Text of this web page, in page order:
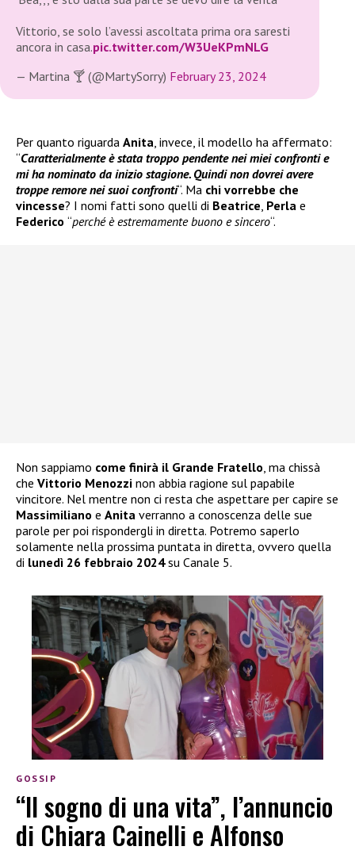
Vittorio, se solo l’avessi ascoltata prima ora saresti
ancora in casa.pic.twitter.com/W3UeKPmNLG
— Martina 🍸 (@MartySorry) February 23, 2024
Per quanto riguarda Anita, invece, il modello ha affermato:
“Caratterialmente è stata troppo pendente nei miei confronti e
mi ha nominato da inizio stagione. Quindi non dovrei avere
troppe remore nei suoi confronti“. Ma chi vorrebbe che
vincesse? I nomi fatti sono quelli di Beatrice, Perla e
Federico “perché è estremamente buono e sincero“.
Non sappiamo come finirà il Grande Fratello, ma chissà
che Vittorio Menozzi non abbia ragione sul papabile
vincitore. Nel mentre non ci resta che aspettare per capire se
Massimiliano e Anita verranno a conoscenza delle sue
parole per poi rispondergli in diretta. Potremo saperlo
solamente nella prossima puntata in diretta, ovvero quella
di lunedì 26 febbraio 2024su Canale 5.
GOSSIP
“Il sogno di una vita”, l’annuncio
di Chiara Cainelli e Alfonso